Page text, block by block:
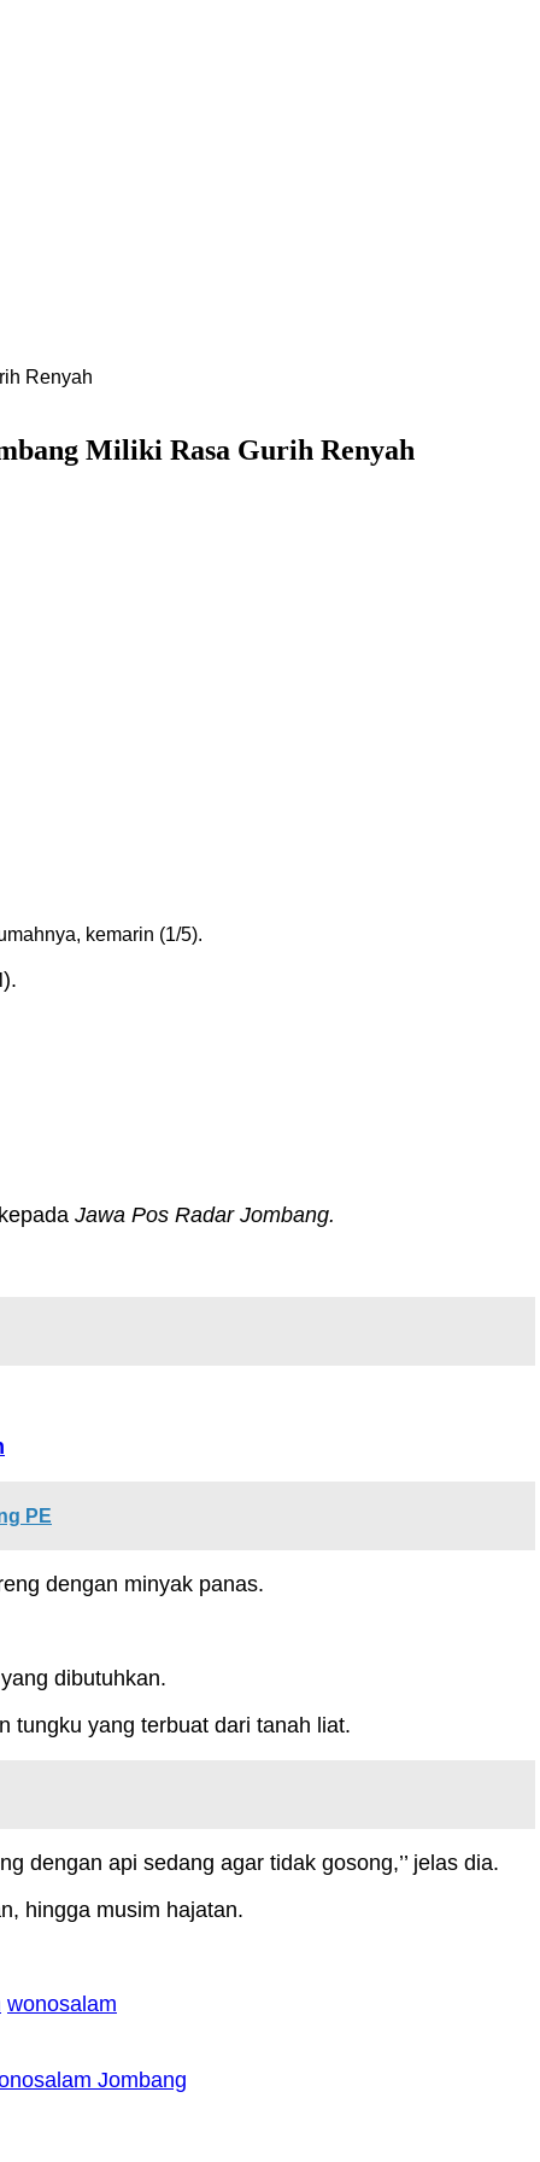
Renyah
Miliki Rasa Gurih Renyah
kemarin (1/5).
Jawa Pos Radar Jombang.
PE
dengan minyak panas.
dibutuhkan.
tungku yang terbuat dari tanah liat.
dengan api sedang agar tidak gosong,’’ jelas dia.
hingga musim hajatan.
wonosalam
Jombang